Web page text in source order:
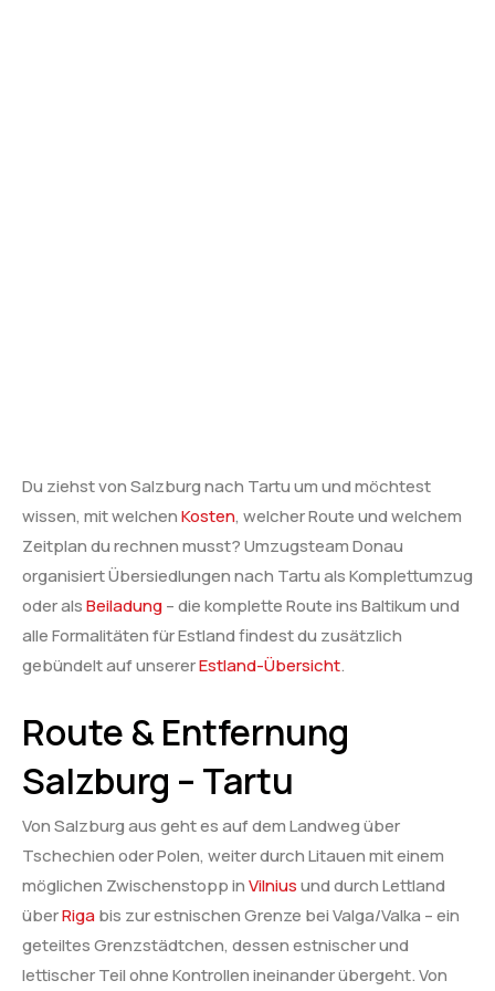
Du ziehst von Salzburg nach Tartu um und möchtest
wissen, mit welchenKosten, welcher Route und welchem
Zeitplan du rechnen musst? Umzugsteam Donau
organisiert Übersiedlungen nach Tartu als Komplettumzug
oder alsBeiladung– die komplette Route ins Baltikum und
alle Formalitäten für Estland findest du zusätzlich
gebündelt auf unsererEstland-Übersicht.
Route & Entfernung
Salzburg – Tartu
Von Salzburg aus geht es auf dem Landweg über
Tschechien oder Polen, weiter durch Litauen mit einem
möglichen Zwischenstopp inVilniusund durch Lettland
überRigabis zur estnischen Grenze bei Valga/Valka – ein
geteiltes Grenzstädtchen, dessen estnischer und
lettischer Teil ohne Kontrollen ineinander übergeht. Von